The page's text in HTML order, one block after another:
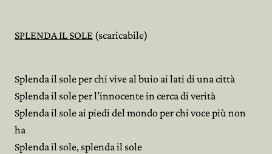
SPLENDA IL SOLE (scaricabile)
Splenda il sole per chi vive al buio ai lati di una città
Splenda il sole per l’innocente in cerca di verità
Splenda il sole ai piedi del mondo per chi voce più non
ha
Splenda il sole, splenda il sole